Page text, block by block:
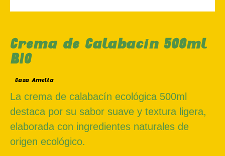
Crema de Calabacín 500ml
BIO
Casa Amella
La crema de calabacín ecológica 500ml
destaca por su sabor suave y textura ligera,
elaborada con ingredientes naturales de
origen ecológico.